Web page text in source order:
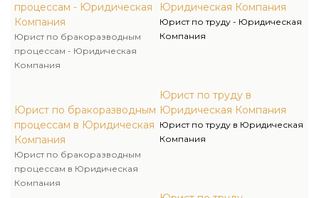
процессам - Юридическая
Компания
Юрист по бракоразводным
процессам - Юридическая
Компания
Юрист по бракоразводным
процессам в Юридическая
Компания
Юрист по бракоразводным
процессам в Юридическая
Компания
Юридическая Компания
Юрист по труду - Юридическая
Компания
Юрист по труду в
Юридическая Компания
Юрист по труду в Юридическая
Компания